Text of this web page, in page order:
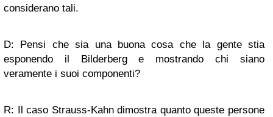
considerano tali.
D: Pensi che sia una buona cosa che la gente stia
esponendo il Bilderberg e mostrando chi siano
veramente i suoi componenti?
R: Il caso Strauss-Kahn dimostra quanto queste persone